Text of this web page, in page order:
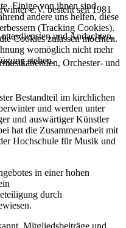
e.V. besteht seit 1981
und Andachten,
Orchester- und
Bestandteil im kirchlichen
und werden unter
und auswärtiger Künstler
hat die Zusammenarbeit mit
Hochschule für Musik und
in einerhohen
durch
Mitgliedsbeiträge und
Einige von ihnen sind
andere uns helfen, diese
(Tracking Cookies).
Cookies zulassen möchten.
womöglich nicht mehr
stehen.